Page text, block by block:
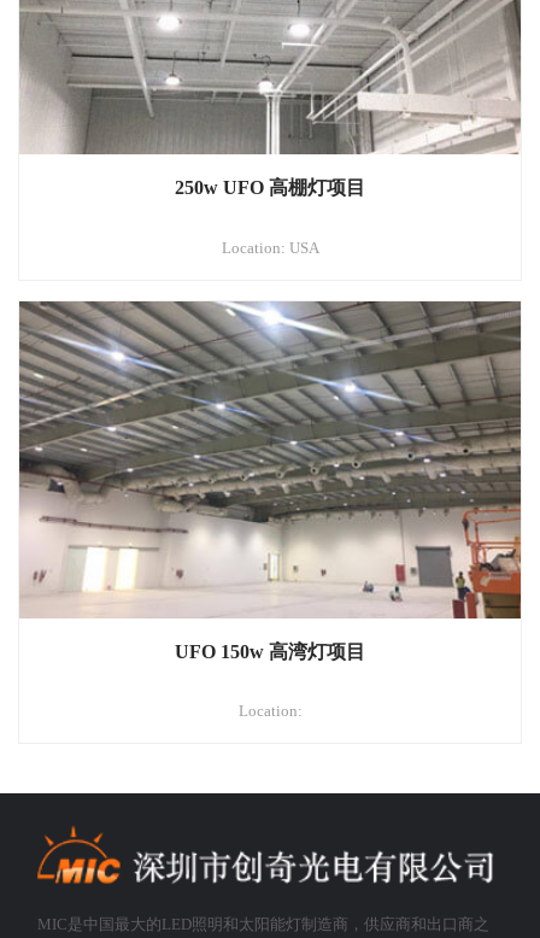
250w UFO 高棚灯项目
Location: USA
UFO 150w 高湾灯项目
Location:
MIC是中国最大的LED照明和太阳能灯制造商，供应商和出口商之